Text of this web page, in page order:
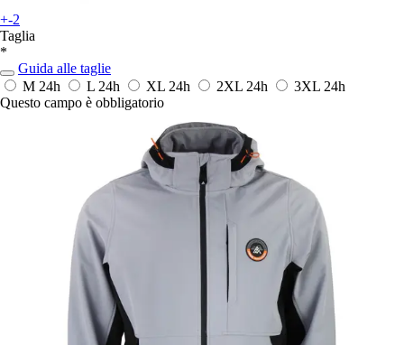
+-2
Taglia
*
Guida alle taglie
M 24h L 24h XL 24h 2XL 24h 3XL 24h
Questo campo è obbligatorio